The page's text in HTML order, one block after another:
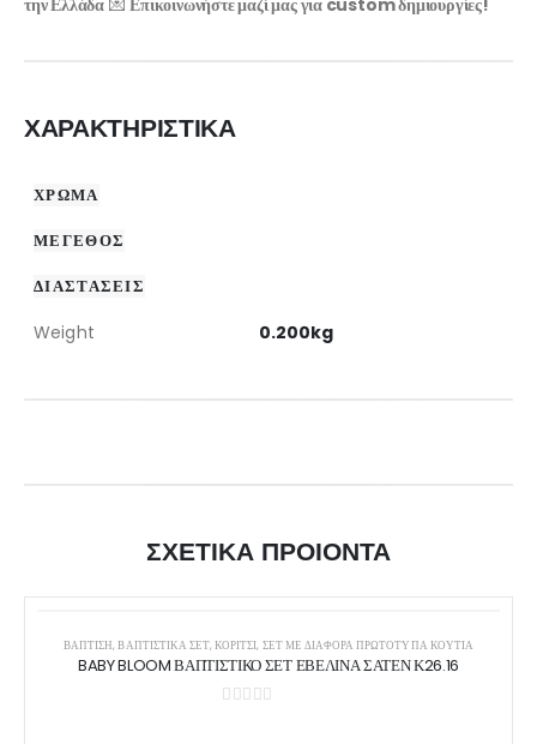
ΧΑΡΑΚΤΗΡΙΣΤΙΚΑ
ΧΡΩΜΑ
ΜΕΓΕΘΟΣ
ΔΙΑΣΤΑΣΕΙΣ
Weight 0.200kg
ΣΧΕΤΙΚΑ ΠΡΟΙΟΝΤΑ
ΒΑΠΤΙΣΗ,ΒΑΠΤΙΣΤΙΚΆ ΣΕΤ,ΚΟΡΊΤΣΙ, ΣΕΤ ΜΕ ΔΙΆΦΟΡΑ ΠΡΩΤΌΤΥΠΑ ΚΟΥΤΙΆ
BABY BLOOM ΒΑΠΤΙΣΤΙΚΟ ΣΕΤ ΕΒΕΛΙΝΑ ΣΑΤΕΝ Κ26.16